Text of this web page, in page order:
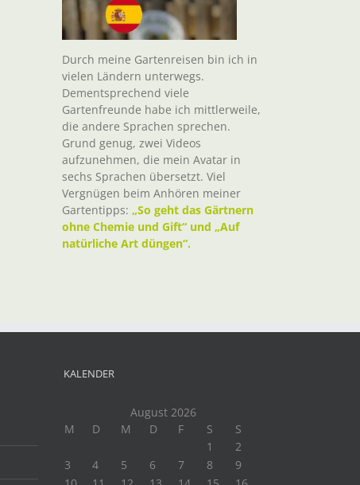
Durch meine Gartenreisen bin ich in
vielen Ländern unterwegs.
Dementsprechend viele
Gartenfreunde habe ich mittlerweile,
die andere Sprachen sprechen.
Grund genug, zwei Videos
aufzunehmen, die mein Avatar in
sechs Sprachen übersetzt. Viel
Vergnügen beim Anhören meiner
Gartentipps: „So geht das Gärtnern
ohne Chemie und Gift“ und „Auf
natürliche Art düngen“.
KALENDER
August 2026
M
D M D F S
S
1
2
3
4 5 6 7 8
9